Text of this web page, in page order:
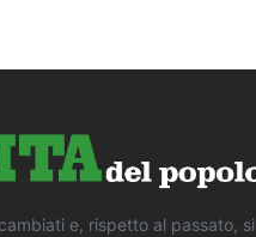
e, rispetto al passato, si